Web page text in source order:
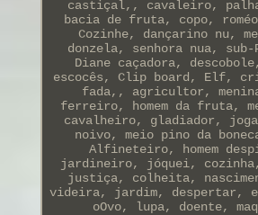
castiçal,, cavaleiro,
bacia de fruta, copo,
Cozinhe, dançarino nu,
donzela, senhora nua,
Diane caçadora,
escocês, Clip board, Elf,
fada,, agricultor,
ferreiro, homem da fruta,
cavalheiro, gladiador,
noivo, meio pino da
Alfineteiro, homem
jardineiro, jóquei,
justiça, colheita,
videira, jardim, despertar,
oOvo, lupa, doente,